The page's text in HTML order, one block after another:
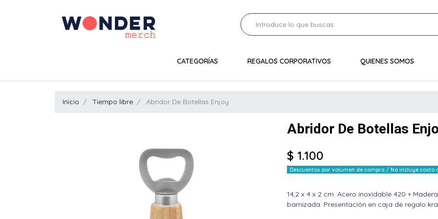
CATEGORÍAS REGALOS CORPORATIVOS QUIENES SOMOS
Inicio Tiempo libre Abridor De Botellas Enjoy
Abridor De Botellas
$ 1.100
Descuentos por volumen de compra / No incluye costo
14,2 x 4 x 2 cm. Acero inoxidable 420 +
barnizada. Presentación en caja de regalo